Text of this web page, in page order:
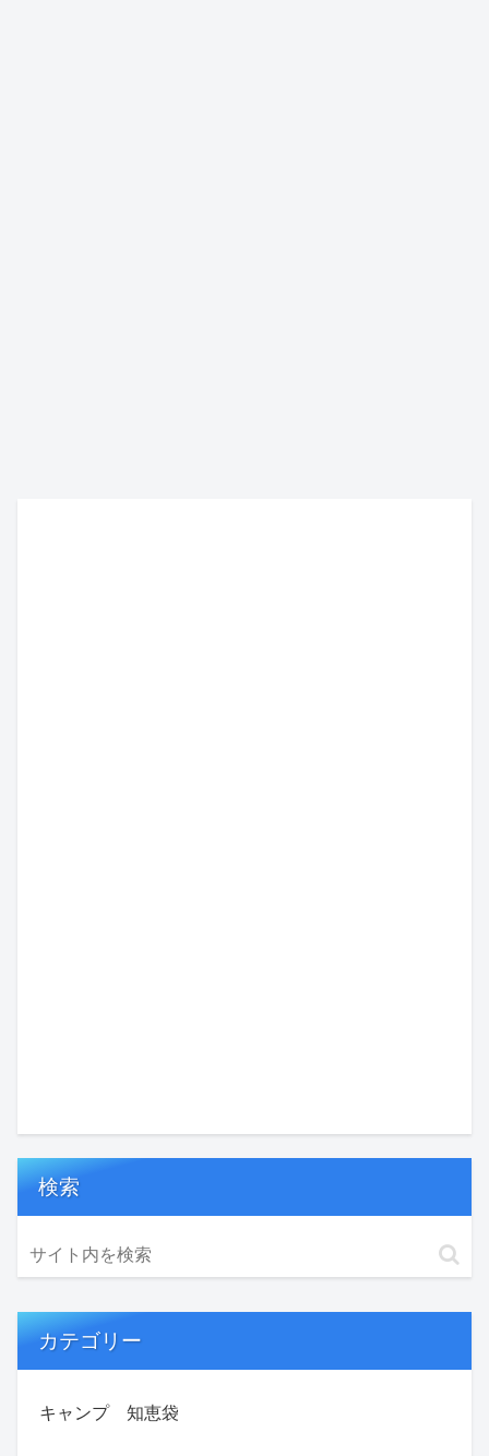
検索
カテゴリー
キャンプ 知恵袋